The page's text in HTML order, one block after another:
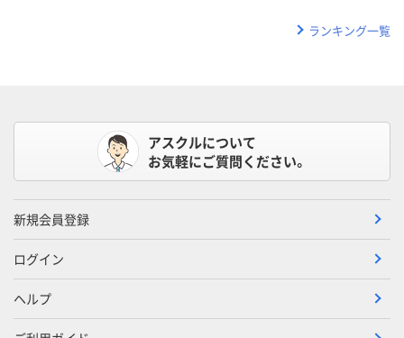
ランキング一覧
アスクルについて
お気軽にご質問ください。
新規会員登録
ログイン
ヘルプ